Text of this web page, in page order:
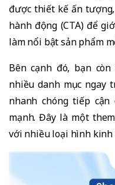
được thiết kế ấn
hành động (CTA) để
làm nổi bật sản phẩm
Bên cạnh đó, bạn
nhiều danh mục ngay
nhanh chóng tiếp
mạnh. Đây là một
với nhiều loại hình kinh